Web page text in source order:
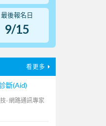
最後報名日
9/15
看更多
斷(Aid)
- 網路通訊專家